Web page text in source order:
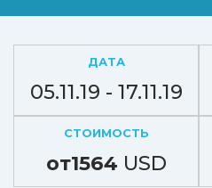
ДАТА
05.11.19 - 17.11.19
СТОИМОСТЬ
от1564 USD